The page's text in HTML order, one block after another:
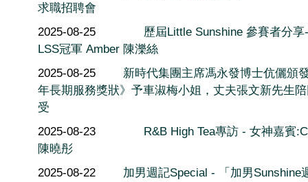
求職招聘會
2025-08-25
歷屆Little Sunshine 參賽者分享
LSS冠軍 Amber 陳濼絲
2025-08-25
新時代集團主席馮永發博士伉儷頒
年長期服務獎狀》予車淑梅小姐，丈夫張文新先生
受
2025-08-23
R&B High Tea專訪 - 女神嘉賓
陳曉彤
2025-08-22
加男週記Special - 「加男Sunshine